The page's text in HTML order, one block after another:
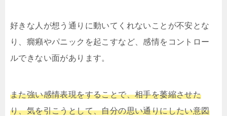
好きな人が想う通りに動いてくれないことが不安とな
り、癇癪やパニックを起こすなど、感情をコントロー
ルできない面があります。
また強い感情表現をすることで、相手を萎縮させた
り、気を引こうとして、自分の思い通りにしたい意図